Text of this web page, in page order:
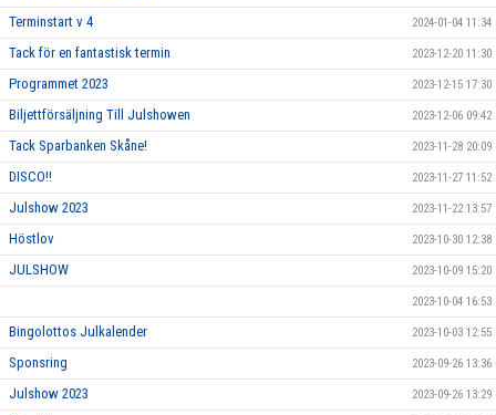
Terminstart v 4 2024-01-04 11:34
Tack för en fantastisk termin 2023-12-20 11:30
Programmet 2023 2023-12-15 17:30
Biljettförsäljning Till Julshowen 2023-12-06 09:42
Tack Sparbanken Skåne! 2023-11-28 20:09
DISCO!! 2023-11-27 11:52
Julshow 2023 2023-11-22 13:57
Höstlov 2023-10-30 12:38
JULSHOW 2023-10-09 15:20
2023-10-04 16:53
Bingolottos Julkalender 2023-10-03 12:55
Sponsring 2023-09-26 13:36
Julshow 2023 2023-09-26 13:29